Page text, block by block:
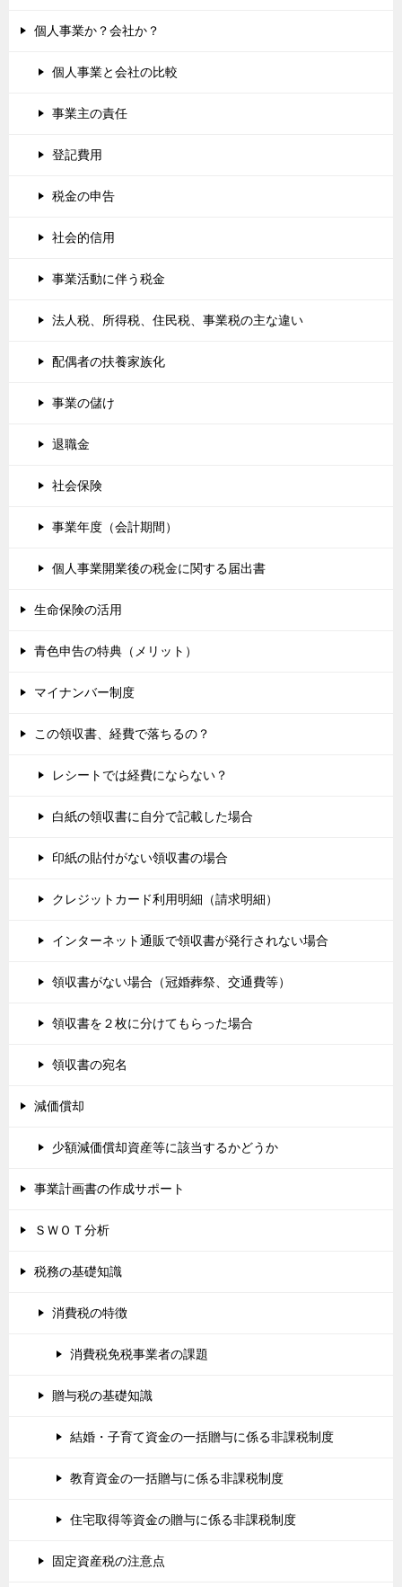
個人事業か？会社か？
個人事業と会社の比較
事業主の責任
登記費用
税金の申告
社会的信用
事業活動に伴う税金
法人税、所得税、住民税、事業税の主な違い
配偶者の扶養家族化
事業の儲け
退職金
社会保険
事業年度（会計期間）
個人事業開業後の税金に関する届出書
生命保険の活用
青色申告の特典（メリット）
マイナンバー制度
この領収書、経費で落ちるの？
レシートでは経費にならない？
白紙の領収書に自分で記載した場合
印紙の貼付がない領収書の場合
クレジットカード利用明細（請求明細）
インターネット通販で領収書が発行されない場合
領収書がない場合（冠婚葬祭、交通費等）
領収書を２枚に分けてもらった場合
領収書の宛名
減価償却
少額減価償却資産等に該当するかどうか
事業計画書の作成サポート
ＳＷＯＴ分析
税務の基礎知識
消費税の特徴
消費税免税事業者の課題
贈与税の基礎知識
結婚・子育て資金の一括贈与に係る非課税制度
教育資金の一括贈与に係る非課税制度
住宅取得等資金の贈与に係る非課税制度
固定資産税の注意点